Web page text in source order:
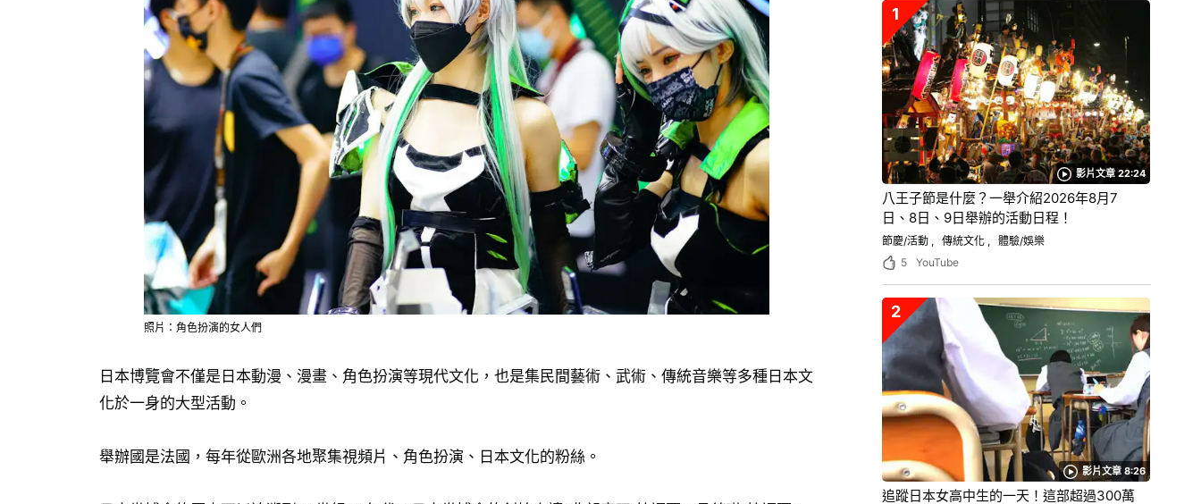
照片：角色扮演的女人們
日本博覽會不僅是日本動漫、漫畫、角色扮演等現代文化，也是集民間藝術、武術、傳統音樂等多種日本文
化於一身的大型活動。
舉辦國是法國，每年從歐洲各地聚集視頻片、角色扮演、日本文化的粉絲。
影片文章 22:24
1
八王子節是什麼？一舉介紹2026年8月7
日、8日、9日舉辦的活動日程！
節慶/活動 傳統文化
體驗/娛樂
5
YouTube
影片文章 8:26
2
追蹤日本女高中生的一天！這部超過300萬